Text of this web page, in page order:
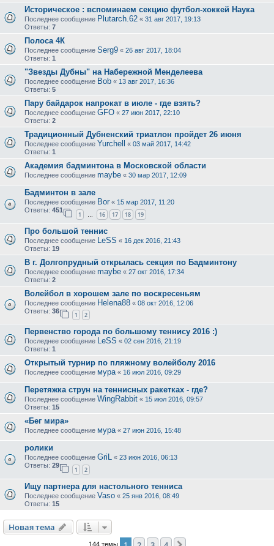
Историческое : вспоминаем секцию футбол-хоккей Наука
Последнее сообщение Plutarch.62 « 31 авг 2017, 19:13
Ответы: 7
Полоса 4К
Последнее сообщение Serg9 « 26 авг 2017, 18:04
Ответы: 1
"Звезды Дубны" на Набережной Менделеева
Последнее сообщение Bob « 13 авг 2017, 16:36
Ответы: 5
Пару байдарок напрокат в июле - где взять?
Последнее сообщение GFO « 27 июн 2017, 22:10
Ответы: 2
Традиционный Дубненский триатлон пройдет 26 июня
Последнее сообщение Yurchell « 03 май 2017, 14:42
Ответы: 1
Академия бадминтона в Московской области
Последнее сообщение maybe « 30 мар 2017, 12:09
Бадминтон в зале
Последнее сообщение Bor « 15 мар 2017, 11:20
Ответы: 451
1 … 16 17 18 19
Про большой теннис
Последнее сообщение LeSS « 16 дек 2016, 21:43
Ответы: 19
В г. Долгопрудный открылась секция по Бадминтону
Последнее сообщение maybe « 27 окт 2016, 17:34
Ответы: 2
Волейбол в хорошем зале по воскресеньям
Последнее сообщение Helena88 « 08 окт 2016, 12:06
Ответы: 36
1 2
Первенство города по большому теннису 2016 :)
Последнее сообщение LeSS « 02 сен 2016, 21:19
Ответы: 1
Открытый турнир по пляжному волейболу 2016
Последнее сообщение мура « 16 июл 2016, 09:29
Перетяжка струн на теннисных ракетках - где?
Последнее сообщение WingRabbit « 15 июл 2016, 09:57
Ответы: 15
«Бег мира»
Последнее сообщение мура « 27 июн 2016, 15:48
ролики
Последнее сообщение GriL « 23 июн 2016, 06:13
Ответы: 29
1 2
Ищу партнера для настольного тенниса
Последнее сообщение Vaso « 25 янв 2016, 08:49
Ответы: 15
Новая тема
144 темы